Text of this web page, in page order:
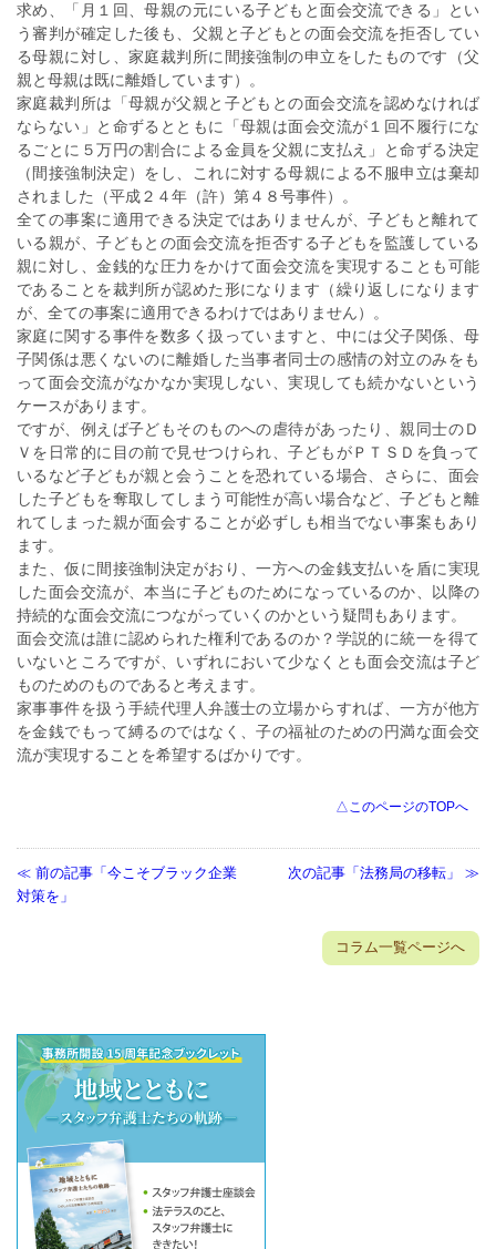
求め、「月１回、母親の元にいる子どもと面会交流できる」とい
う審判が確定した後も、父親と子どもとの面会交流を拒否してい
る母親に対し、家庭裁判所に間接強制の申立をしたものです（父
親と母親は既に離婚しています）。
家庭裁判所は「母親が父親と子どもとの面会交流を認めなければ
ならない」と命ずるとともに「母親は面会交流が１回不履行にな
るごとに５万円の割合による金員を父親に支払え」と命ずる決定
（間接強制決定）をし、これに対する母親による不服申立は棄却
されました（平成２４年（許）第４８号事件）。
全ての事案に適用できる決定ではありませんが、子どもと離れて
いる親が、子どもとの面会交流を拒否する子どもを監護している
親に対し、金銭的な圧力をかけて面会交流を実現することも可能
であることを裁判所が認めた形になります（繰り返しになります
が、全ての事案に適用できるわけではありません）。
家庭に関する事件を数多く扱っていますと、中には父子関係、母
子関係は悪くないのに離婚した当事者同士の感情の対立のみをも
って面会交流がなかなか実現しない、実現しても続かないという
ケースがあります。
ですが、例えば子どもそのものへの虐待があったり、親同士のＤ
Ｖを日常的に目の前で見せつけられ、子どもがＰＴＳＤを負って
いるなど子どもが親と会うことを恐れている場合、さらに、面会
した子どもを奪取してしまう可能性が高い場合など、子どもと離
れてしまった親が面会することが必ずしも相当でない事案もあり
ます。
また、仮に間接強制決定がおり、一方への金銭支払いを盾に実現
した面会交流が、本当に子どものためになっているのか、以降の
持続的な面会交流につながっていくのかという疑問もあります。
面会交流は誰に認められた権利であるのか？学説的に統一を得て
いないところですが、いずれにおいて少なくとも面会交流は子ど
ものためのものであると考えます。
家事事件を扱う手続代理人弁護士の立場からすれば、一方が他方
を金銭でもって縛るのではなく、子の福祉のための円満な面会交
流が実現することを希望するばかりです。
△このページのTOPへ
前の記事「今こそブラック企業
対策を」
次の記事「法務局の移転」
コラム一覧ページへ